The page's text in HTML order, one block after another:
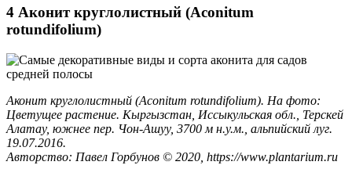
4 Аконит круглолистный (Aconitum
rotundifolium)
Аконит круглолистный (Aconitum rotundifolium). На фото:
Цветущее растение. Кыргызстан, Иссыкульская обл., Терскей
Алатау, южнее пер. Чон-Ашуу, 3700 м н.у.м., альпийский луг.
19.07.2016.
Авторство: Павел Горбунов © 2020, https://www.plantarium.ru